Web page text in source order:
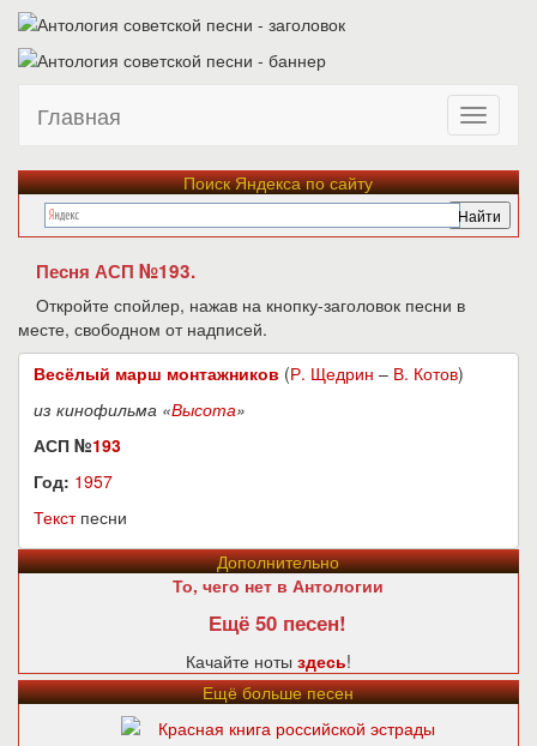
Главная
Поиск Яндекса по сайту
Песня АСП №193.
Откройте спойлер, нажав на кнопку-заголовок песни в
месте, свободном от надписей.
Весёлый марш монтажников (Р. Щедрин – В. Котов)
из кинофильма «Высота»
АСП №193
Год: 1957
Текстпесни
Дополнительно
То, чего нет в Антологии
Ещё 50 песен!
Качайте ноты здесь!
Ещё больше песен